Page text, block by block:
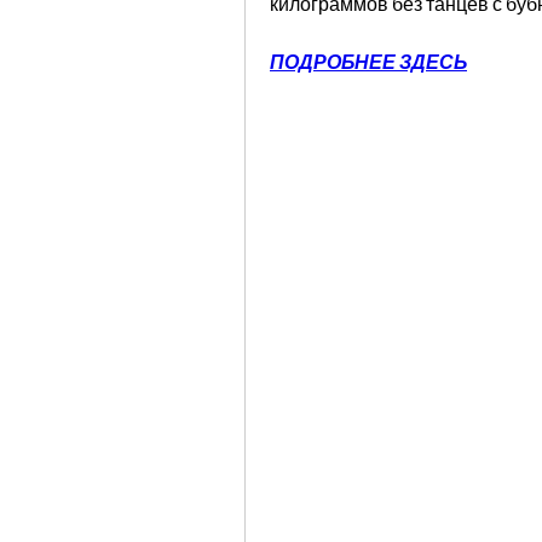
килограммов без танцев с
ПОДРОБНЕЕ ЗДЕСЬ